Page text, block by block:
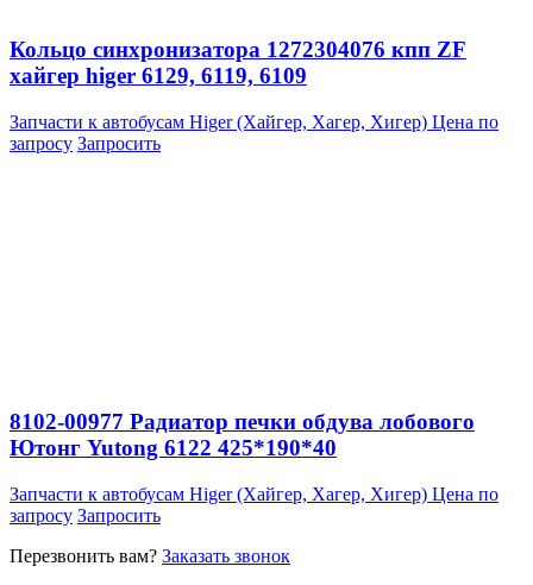
Кольцо синхронизатора 1272304076 кпп ZF
хайгер higer 6129, 6119, 6109
Запчасти к автобусам Higer (Хайгер, Хагер, Хигер) Цена по
запросу Запросить
8102-00977 Радиатор печки обдува лобового
Ютонг Yutong 6122 425*190*40
Запчасти к автобусам Higer (Хайгер, Хагер, Хигер) Цена по
запросу Запросить
Перезвонить вам? Заказать звонок